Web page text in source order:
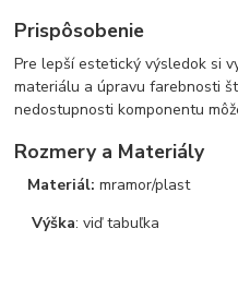
Prispôsobenie
Pre lepší estetický výsledok si
materiálu a úpravu farebnosti
nedostupnosti komponentu
Rozmery a Materiály
Materiál: mramor/plast
Výška: viď tabuľka